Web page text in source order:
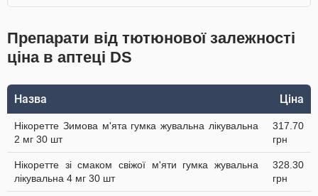
Препарати від тютюнової залежності
ціна в аптеці DS
Назва Ціна
Нікоретте Зимова м'ята гумка жувальна лікувальна
2 мг 30 шт
317.70
грн
Нікоретте зі смаком свіжої м'яти гумка жувальна
лікувальна 4 мг 30 шт
328.30
грн